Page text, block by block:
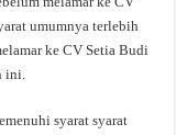
umumnya terlebih
ke CV Setia Budi
ini.
syarat syarat